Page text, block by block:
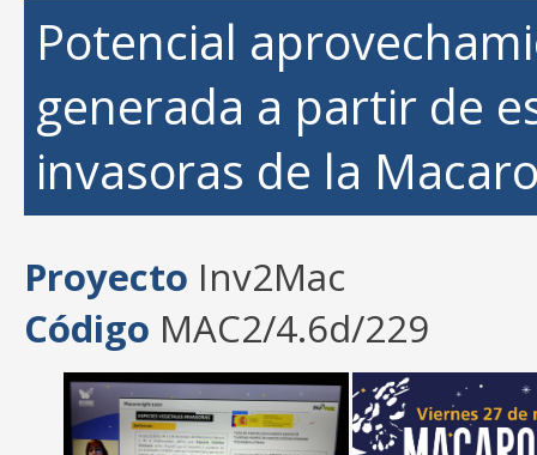
Potencial
generada a partir de
invasoras de la
Proyecto Inv2Mac
Código MAC2/4.6d/229